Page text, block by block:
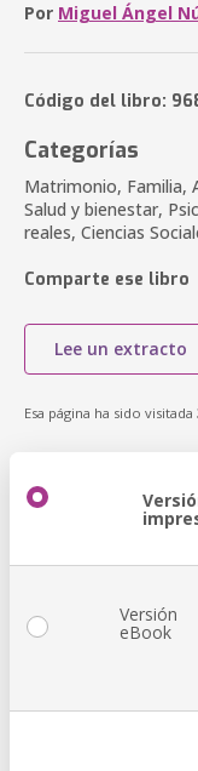
Por Miguel Ángel
Código del libro:
Categorías
Matrimonio, Familia,
Salud y bienestar,
reales, Ciencias
Comparte ese libro
Lee un extracto
Esa página ha sido visitada
Versión
eBook